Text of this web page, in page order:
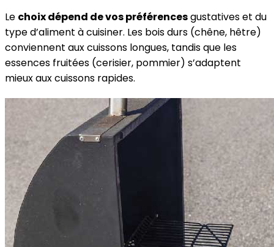
Le choix dépend de vos préférencesgustatives et du
type d’aliment à cuisiner. Les bois durs (chêne, hêtre)
conviennent aux cuissons longues, tandis que les
essences fruitées (cerisier, pommier) s’adaptent
mieux aux cuissons rapides.